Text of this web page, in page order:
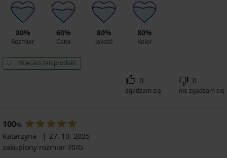
80%
Rozmiar
60%
Cena
80%
Jakość
80%
Kolor
Polecam ten produkt
0
zgadzam się
0
nie zgadzam się
100%
Katarzyna
27. 10. 2025
zakupiony rozmiar 70/G